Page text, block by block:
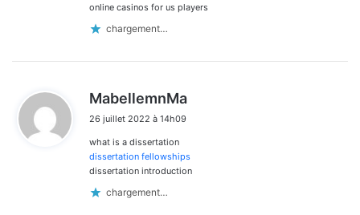
online casinos for us players
chargement…
MabellemnMa
:
26 juillet 2022 à 14h09
what is a dissertation
dissertation fellowships
dissertation introduction
chargement…